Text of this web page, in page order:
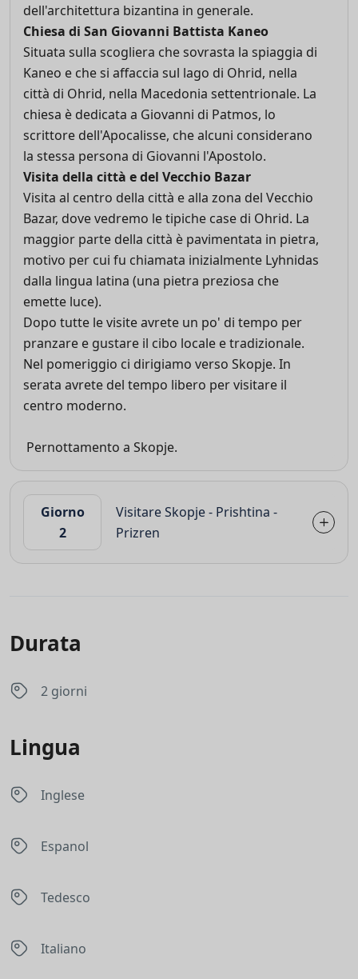
dell'architettura bizantina in generale.
Chiesa di San Giovanni Battista Kaneo
Situata sulla scogliera che sovrasta la spiaggia di
Kaneo e che si affaccia sul lago di Ohrid, nella
città di Ohrid, nella Macedonia settentrionale. La
chiesa è dedicata a Giovanni di Patmos, lo
scrittore dell'Apocalisse, che alcuni considerano
la stessa persona di Giovanni l'Apostolo.
Visita della città e del Vecchio Bazar
Visita al centro della città e alla zona del Vecchio
Bazar, dove vedremo le tipiche case di Ohrid. La
maggior parte della città è pavimentata in pietra,
motivo per cui fu chiamata inizialmente Lyhnidas
dalla lingua latina (una pietra preziosa che
emette luce).
Dopo tutte le visite avrete un po' di tempo per
pranzare e gustare il cibo locale e tradizionale.
Nel pomeriggio ci dirigiamo verso Skopje. In
serata avrete del tempo libero per visitare il
centro moderno.
Pernottamento a Skopje.
Giorno
2
Visitare Skopje - Prishtina -
Prizren
Durata
2 giorni
Lingua
Inglese
Espanol
Tedesco
Italiano